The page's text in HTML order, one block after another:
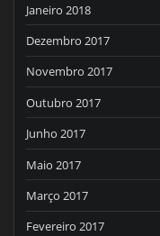
Janeiro 2018
Dezembro 2017
Novembro 2017
Outubro 2017
Junho 2017
Maio 2017
Março 2017
Fevereiro 2017